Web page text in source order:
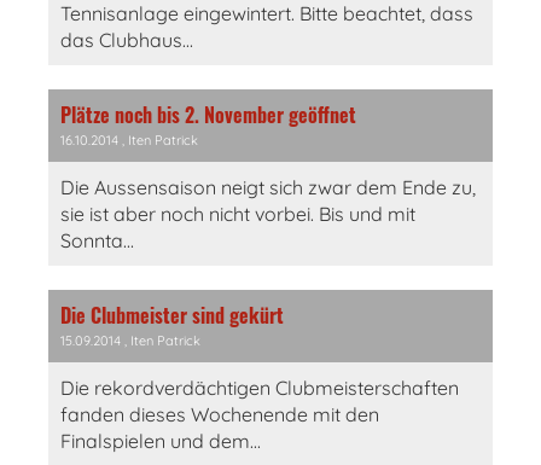
Tennisanlage eingewintert. Bitte beachtet, dass
das Clubhaus...
Plätze noch bis 2. November geöffnet
16.10.2014 , Iten Patrick
Die Aussensaison neigt sich zwar dem Ende zu,
sie ist aber noch nicht vorbei. Bis und mit
Sonnta...
Die Clubmeister sind gekürt
15.09.2014 , Iten Patrick
Die rekordverdächtigen Clubmeisterschaften
fanden dieses Wochenende mit den
Finalspielen und dem...